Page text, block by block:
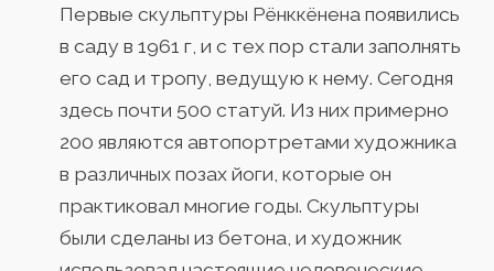
Первые скульптуры Рёнккёнена появились
в саду в 1961 г, и с тех пор стали заполнять
его сад и тропу, ведущую к нему. Сегодня
здесь почти 500 статуй. Из них примерно
200 являются автопортретами художника
в различных позах йоги, которые он
практиковал многие годы. Скульптуры
были сделаны из бетона, и художник